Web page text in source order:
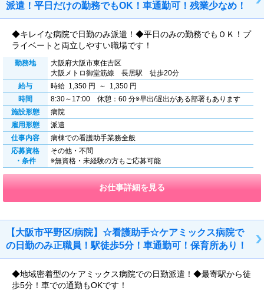
派遣！平日だけの勤務でもOK！車通勤可！残業少なめ！
◆キレイな病院で日勤のみ派遣！◆平日のみの勤務でもＯＫ！プ
ライベートと両立しやすい職場です！
勤務地
大阪府大阪市東住吉区
大阪メトロ御堂筋線 長居駅 徒歩20分
給与
時給 1,350 円 ～ 1,350 円
時間
8:30～17:00 休憩：60 分※早出/遅出がある部署もあります
施設形態
病院
雇用形態
派遣
仕事内容
病棟での看護助手業務全般
応募資格
・条件
その他・不問
※無資格・未経験の方もご応募可能
お仕事詳細を見る
【大阪市平野区/病院】☆看護助手☆ケアミックス病院で
の日勤のみ正職員！駅徒歩5分！車通勤可！保育所あり！
◆地域密着型のケアミックス病院での日勤派遣！◆最寄駅から徒
歩5分！車での通勤もOKです！